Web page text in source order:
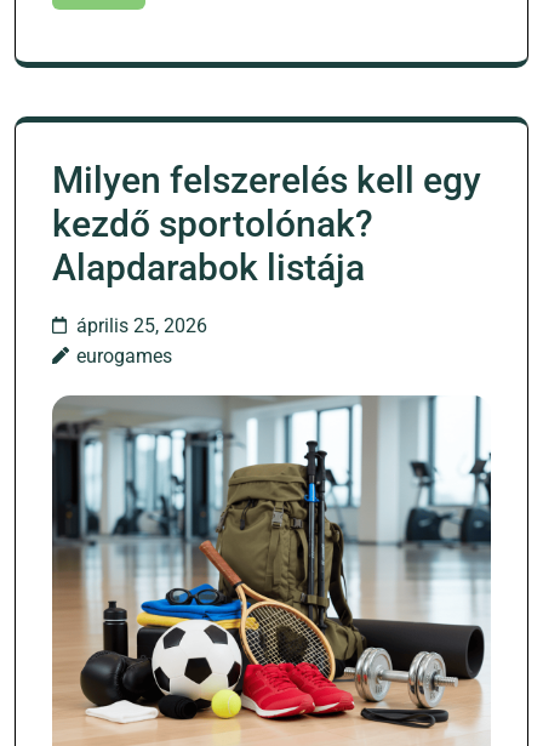
Milyen felszerelés kell egy
kezdő sportolónak?
Alapdarabok listája
április 25, 2026
eurogames